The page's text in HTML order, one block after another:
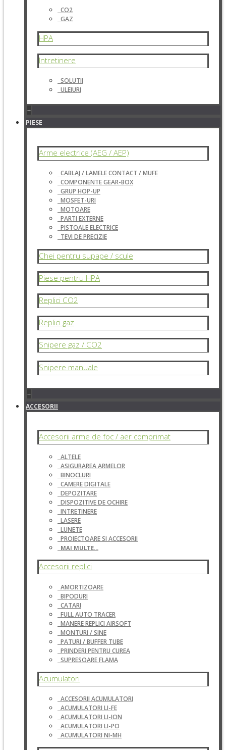
CO2
GAZ
HPA
Intretinere
SOLUTII
ULEIURI
+
PIESE
Arme electrice (AEG / AEP)
CABLAJ / LAMELE CONTACT / MUFE
COMPONENTE GEAR-BOX
GRUP HOP-UP
MOSFET-URI
MOTOARE
PARTI EXTERNE
PISTOALE ELECTRICE
TEVI DE PRECIZIE
Chei pentru supape / scule
Piese pentru HPA
Replici CO2
Replici gaz
Snipere gaz / CO2
Snipere manuale
+
ACCESORII
Accesorii arme de foc / aer comprimat
ALTELE
ASIGURAREA ARMELOR
BINOCLURI
CAMERE DIGITALE
DEPOZITARE
DISPOZITIVE DE OCHIRE
INTRETINERE
LASERE
LUNETE
PROIECTOARE SI ACCESORII
MAI MULTE...
Accesorii replici
AMORTIZOARE
BIPODURI
CATARI
FULL AUTO TRACER
MANERE REPLICI AIRSOFT
MONTURI / SINE
PATURI / BUFFER TUBE
PRINDERI PENTRU CUREA
SUPRESOARE FLAMA
Acumulatori
ACCESORII ACUMULATORI
ACUMULATORI LI-FE
ACUMULATORI LI-ION
ACUMULATORI LI-PO
ACUMULATORI NI-MH